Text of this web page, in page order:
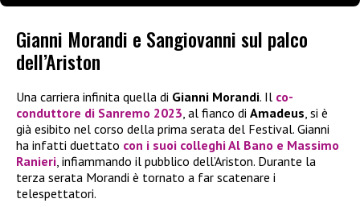
Gianni Morandi e Sangiovanni sul palco
dell’Ariston
Una carriera infinita quella di Gianni Morandi. Il co-
conduttore di Sanremo 2023, al fianco di Amadeus, si è
già esibito nel corso della prima serata del Festival. Gianni
ha infatti duettato con i suoi colleghi Al Bano e Massimo
Ranieri, infiammando il pubblico dell’Ariston. Durante la
terza serata Morandi è tornato a far scatenare i
telespettatori.